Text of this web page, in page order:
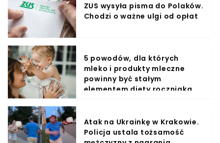
ZUS wysyła pisma do Polaków.
Chodzi o ważne ulgi od opłat
5 powodów, dla których
mleko i produkty mleczne
powinny być stałym
elementem diety roczniaka
Atak na Ukrainkę w Krakowie.
Policja ustala tożsamość